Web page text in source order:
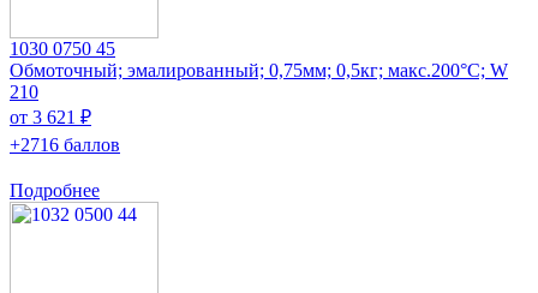
1030 0750 45
Обмоточный; эмалированный; 0,75мм; 0,5кг; макс.200°C; W
210
от 3 621 ₽
+2716 баллов
Подробнее